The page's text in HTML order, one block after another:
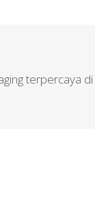
terpercaya